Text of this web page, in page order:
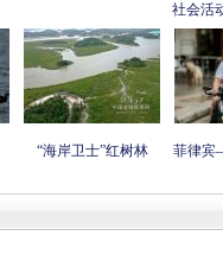
社会活
“海岸卫士”红树林 菲律宾